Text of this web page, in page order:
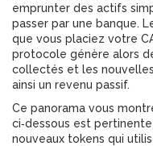
emprunter des actifs
passer par une banque.
que vous placiez votre
protocole génère alors
collectés et les
ainsi un revenu passif.
Ce panorama vous
ci‑dessous est
nouveaux tokens qui